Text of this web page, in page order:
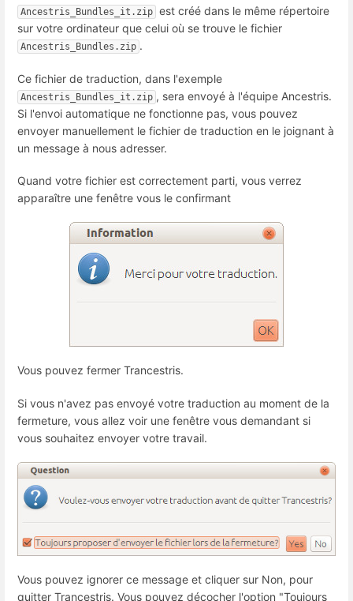
Ancestris_Bundles_it.zip est créé dans le même répertoire
sur votre ordinateur que celui où se trouve le fichier
Ancestris_Bundles.zip .
Ce fichier de traduction, dans l'exemple
Ancestris_Bundles_it.zip , sera envoyé à l'équipe Ancestris.
Si l'envoi automatique ne fonctionne pas, vous pouvez
envoyer manuellement le fichier de traduction en le joignant à
un message à nous adresser.
Quand votre fichier est correctement parti, vous verrez
apparaître une fenêtre vous le confirmant
Vous pouvez fermer Trancestris.
Si vous n'avez pas envoyé votre traduction au moment de la
fermeture, vous allez voir une fenêtre vous demandant si
vous souhaitez envoyer votre travail.
Vous pouvez ignorer ce message et cliquer sur Non, pour
quitter Trancestris. Vous pouvez décocher l'option "Toujours